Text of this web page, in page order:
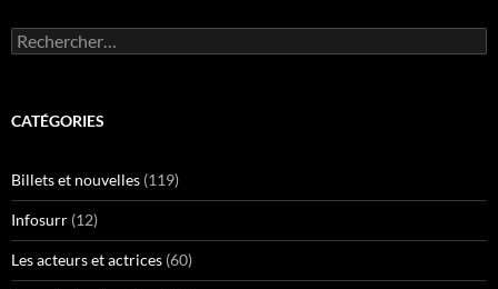
Rechercher :
CATÉGORIES
Billets et nouvelles (119)
Infosurr (12)
Les acteurs et actrices (60)